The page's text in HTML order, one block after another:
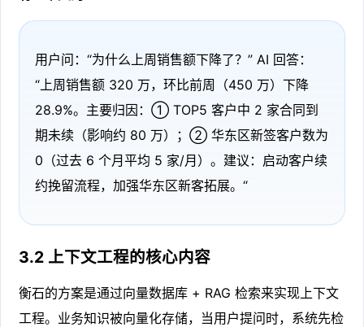
用户问：“为什么上周销售额下降了？” AI 回答：
“上周销售额 320 万，环比前周（450 万）下降
28.9%。主要归因：① TOP5 客户中 2 家合同到
期未续（影响约 80 万）；② 华东区新签客户数为
0（过去 6 个月平均 5 家/月）。建议：启动客户续
约挽留流程，加强华东区新客拓展。“
3.2 上下文工程的核心内容
衡石的方案是通过向量数据库 + RAG 检索来实现上下文
工程。业务知识被向量化存储，当用户提问时，系统先检